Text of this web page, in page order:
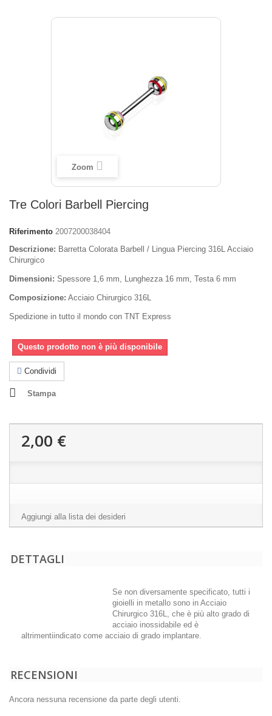
Zoom
Tre Colori Barbell Piercing
Riferimento 2007200038404
Descrizione: Barretta Colorata Barbell / Lingua Piercing 316L Acciaio
Chirurgico
Dimensioni: Spessore 1,6 mm, Lunghezza 16 mm, Testa 6 mm
Composizione: Acciaio Chirurgico 316L
Spedizione in tutto il mondo con TNT Express
Questo prodotto non è più disponibile
Condividi
Stampa
2,00 €
Aggiungi alla lista dei desideri
DETTAGLI
Se non diversamente specificato, tutti i
gioielli in metallo sono in Acciaio
Chirurgico 316L, che è più alto grado di
acciaio inossidabile ed è
altrimentiindicato come acciaio di grado implantare.
RECENSIONI
Ancora nessuna recensione da parte degli utenti.